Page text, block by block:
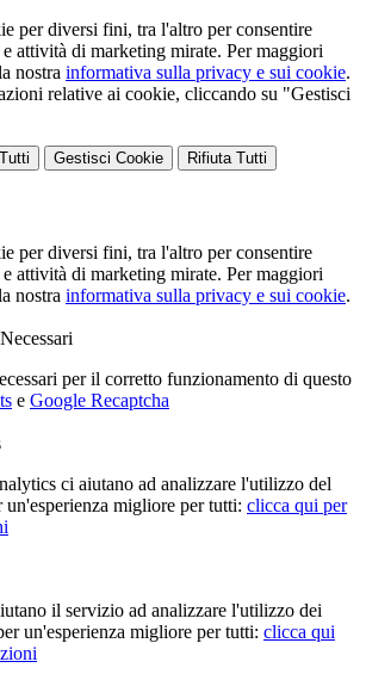
per diversi fini, tra l'altro per consentire
attività di marketing mirate. Per maggiori
nostra informativa sulla privacy e sui cookie.
relative ai cookie, cliccando su "Gestisci
Gestisci Cookie Rifiuta Tutti
per diversi fini, tra l'altro per consentire
attività di marketing mirate. Per maggiori
nostra informativa sulla privacy e sui cookie.
per il corretto funzionamento di questo
e Google Recaptcha
ci aiutano ad analizzare l'utilizzo del
migliore per tutti: clicca qui per
il servizio ad analizzare l'utilizzo dei
un'esperienza migliore per tutti: clicca qui